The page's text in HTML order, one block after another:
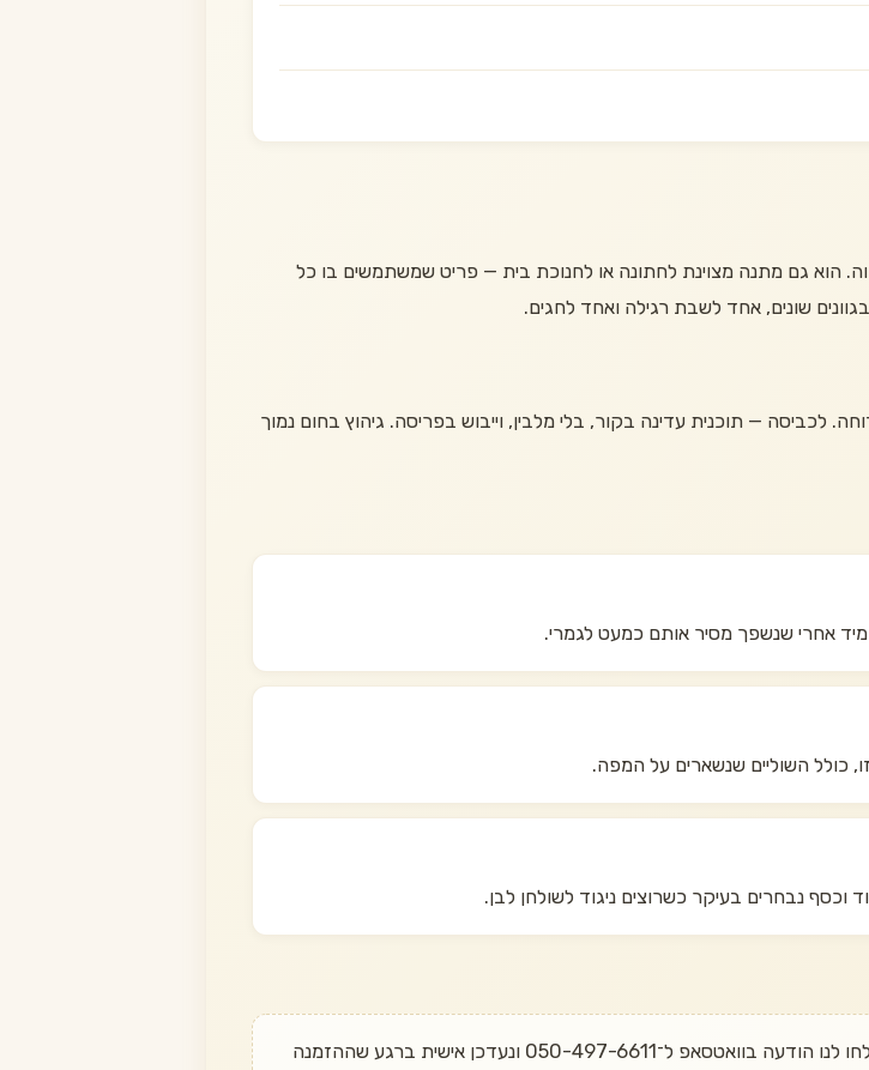
הוא גם מתנה מצוינת לחתונה או לחנוכת בית — פריט שמשתמשים בו כל
שונים, אחד לשבת רגילה ואחד לחגים.
לכביסה — תוכנית עדינה בקור, בלי מלבין, וייבוש בפריסה. גיהוץ בחום נמוך
מיד אחרי שנשפך מסיר אותם כמעט לגמרי.
נבחרים בעיקר כשרוצים ניגוד לשולחן לבן.
רוצים לדעת מתי הוא חוזר? שלחו לנו הודעה בוואטסאפ ל־050-497-6611 ונעדכן אישית ברגע שההזמנה